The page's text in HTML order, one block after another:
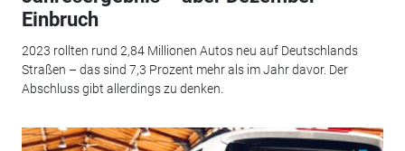
Einbruch
2023 rollten rund 2,84 Millionen Autos neu auf Deutschlands
Straßen – das sind 7,3 Prozent mehr als im Jahr davor. Der
Abschluss gibt allerdings zu denken.